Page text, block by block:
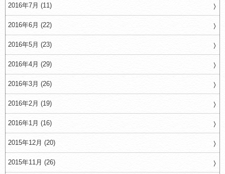
2016年7月 (11)
2016年6月 (22)
2016年5月 (23)
2016年4月 (29)
2016年3月 (26)
2016年2月 (19)
2016年1月 (16)
2015年12月 (20)
2015年11月 (26)